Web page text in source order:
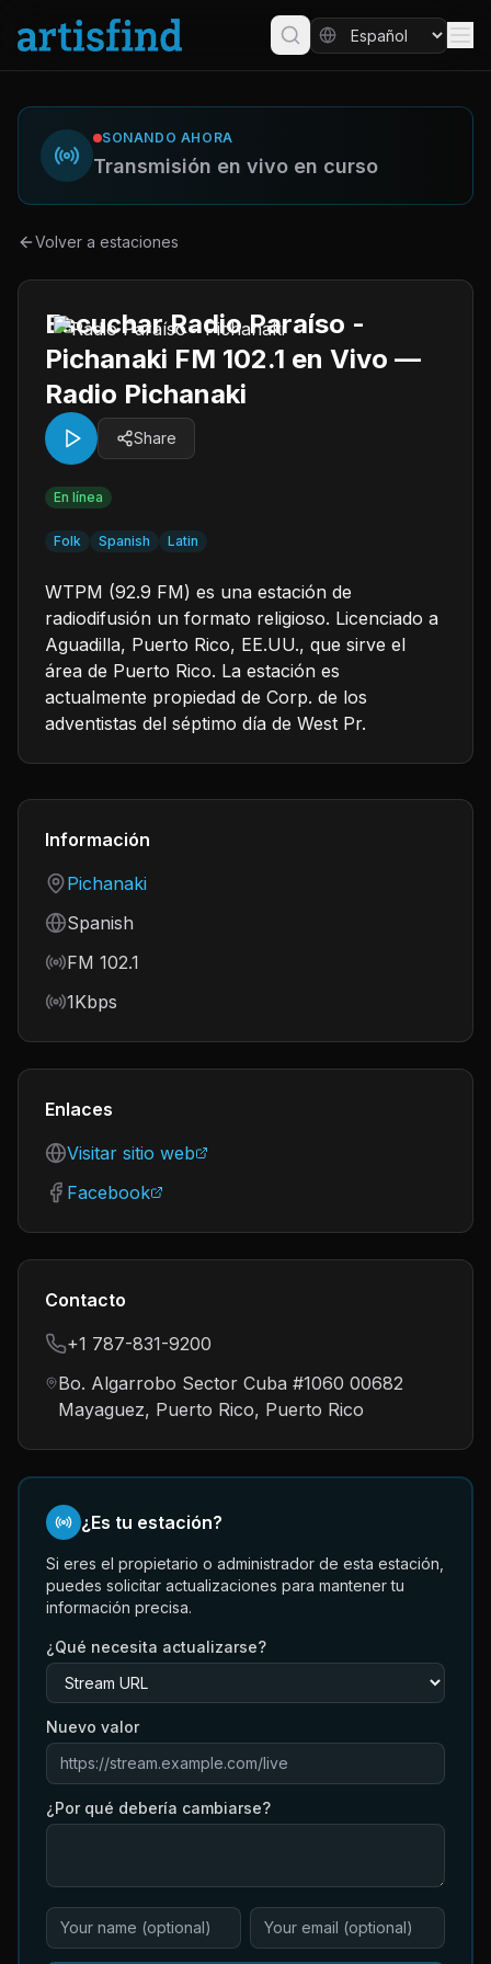
SONANDO AHORA
Transmisión en vivo en curso
Volver a estaciones
Escuchar Radio Paraíso -
Pichanaki FM 102.1 en Vivo —
Radio Pichanaki
Share
En línea
Folk Spanish Latin
WTPM (92.9 FM) es una estación de
radiodifusión un formato religioso. Licenciado a
Aguadilla, Puerto Rico, EE.UU., que sirve el
área de Puerto Rico. La estación es
actualmente propiedad de Corp. de los
adventistas del séptimo día de West Pr.
Información
Country
Pichanaki
Language
Spanish
Frequency
FM 102.1
Bitrate
1Kbps
Enlaces
Visitar sitio web
Facebook
Contacto
+1 787-831-9200
Bo. Algarrobo Sector Cuba #1060 00682
Mayaguez, Puerto Rico, Puerto Rico
¿Es tu estación?
Si eres el propietario o administrador de esta estación,
puedes solicitar actualizaciones para mantener tu
información precisa.
¿Qué necesita actualizarse?
Nuevo valor
¿Por qué debería cambiarse?